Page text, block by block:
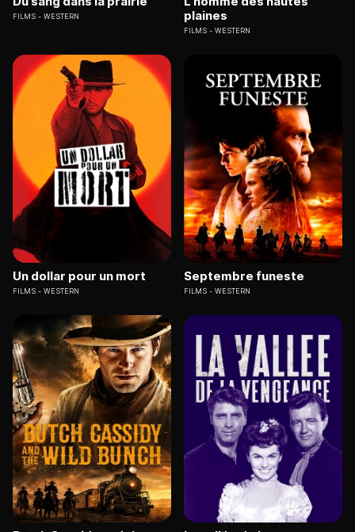
FILMS WESTERN
plaines
FILMS WESTERN
Un dollar pour un mort
FILMS WESTERN
Septembre funeste
FILMS WESTERN